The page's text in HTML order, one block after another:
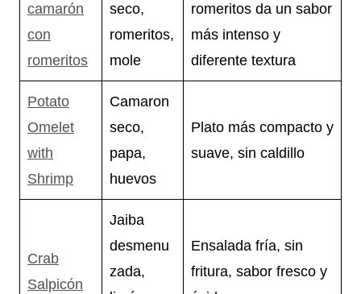
camarón
con
romeritos
seco,
romeritos,
mole
romeritos da un sabor
más intenso y
diferente textura
Potato
Omelet
with
Shrimp
Camaron
seco,
papa,
huevos
Plato más compacto y
suave, sin caldillo
Crab
Salpicón
Jaiba
desmenu
zada,
Ensalada fría, sin
fritura, sabor fresco y